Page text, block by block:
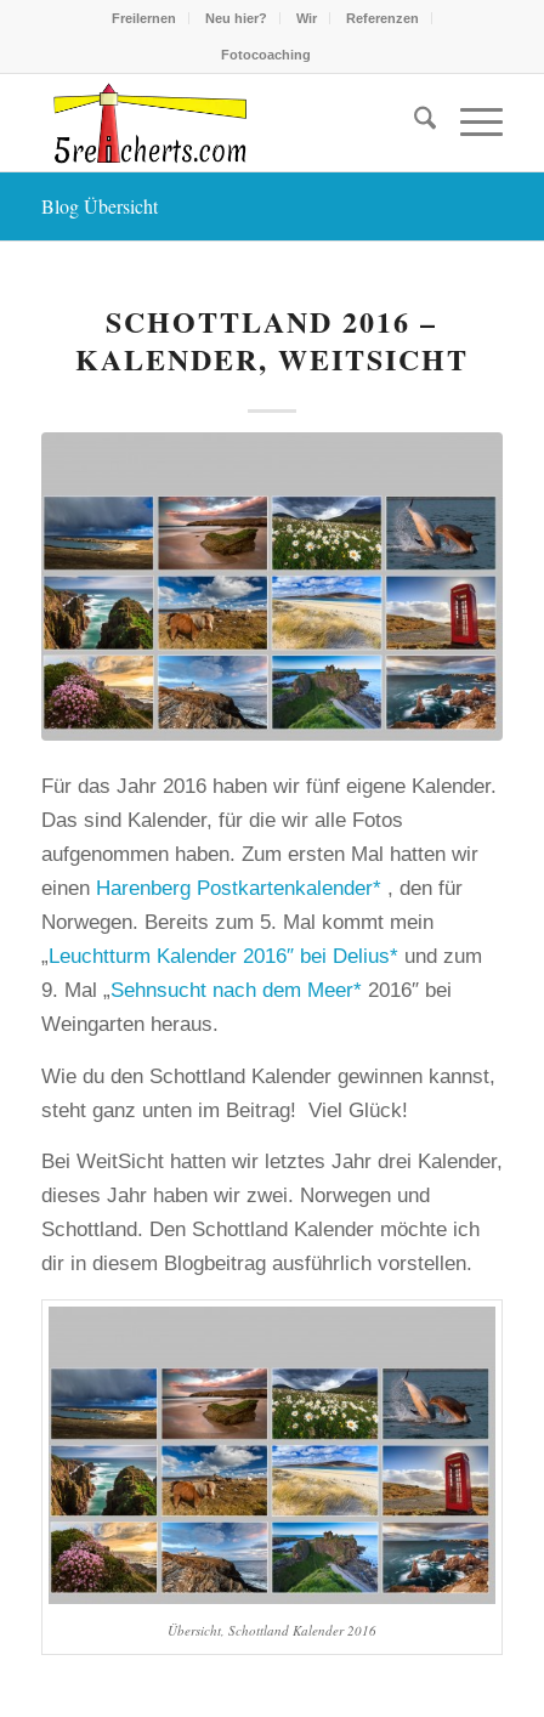
Freilernen Neu hier? Wir Referenzen
Fotocoaching
Blog Übersicht
SCHOTTLAND 2016 –
KALENDER, WEITSICHT
Für das Jahr 2016 haben wir fünf eigene Kalender.
Das sind Kalender, für die wir alle Fotos
aufgenommen haben. Zum ersten Mal hatten wir
einen Harenberg Postkartenkalender , den für
Norwegen. Bereits zum 5. Mal kommt mein
„ Leuchtturm Kalender 2016″ bei Delius und zum
9. Mal „Sehnsucht nach dem Meer 2016″ bei
Weingarten heraus.
Wie du den Schottland Kalender gewinnen kannst,
steht ganz unten im Beitrag! Viel Glück!
Bei WeitSicht hatten wir letztes Jahr drei Kalender,
dieses Jahr haben wir zwei. Norwegen und
Schottland. Den Schottland Kalender möchte ich
dir in diesem Blogbeitrag ausführlich vorstellen.
Übersicht, Schottland Kalender 2016